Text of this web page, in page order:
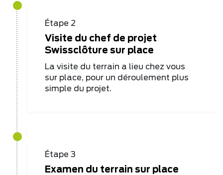
Étape 2
Visite du chef de projet
Swissclôture sur place
La visite du terrain a lieu chez vous
sur place, pour un déroulement plus
simple du projet.
Étape 3
Examen du terrain sur place